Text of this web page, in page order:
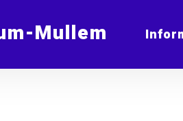
Mullem